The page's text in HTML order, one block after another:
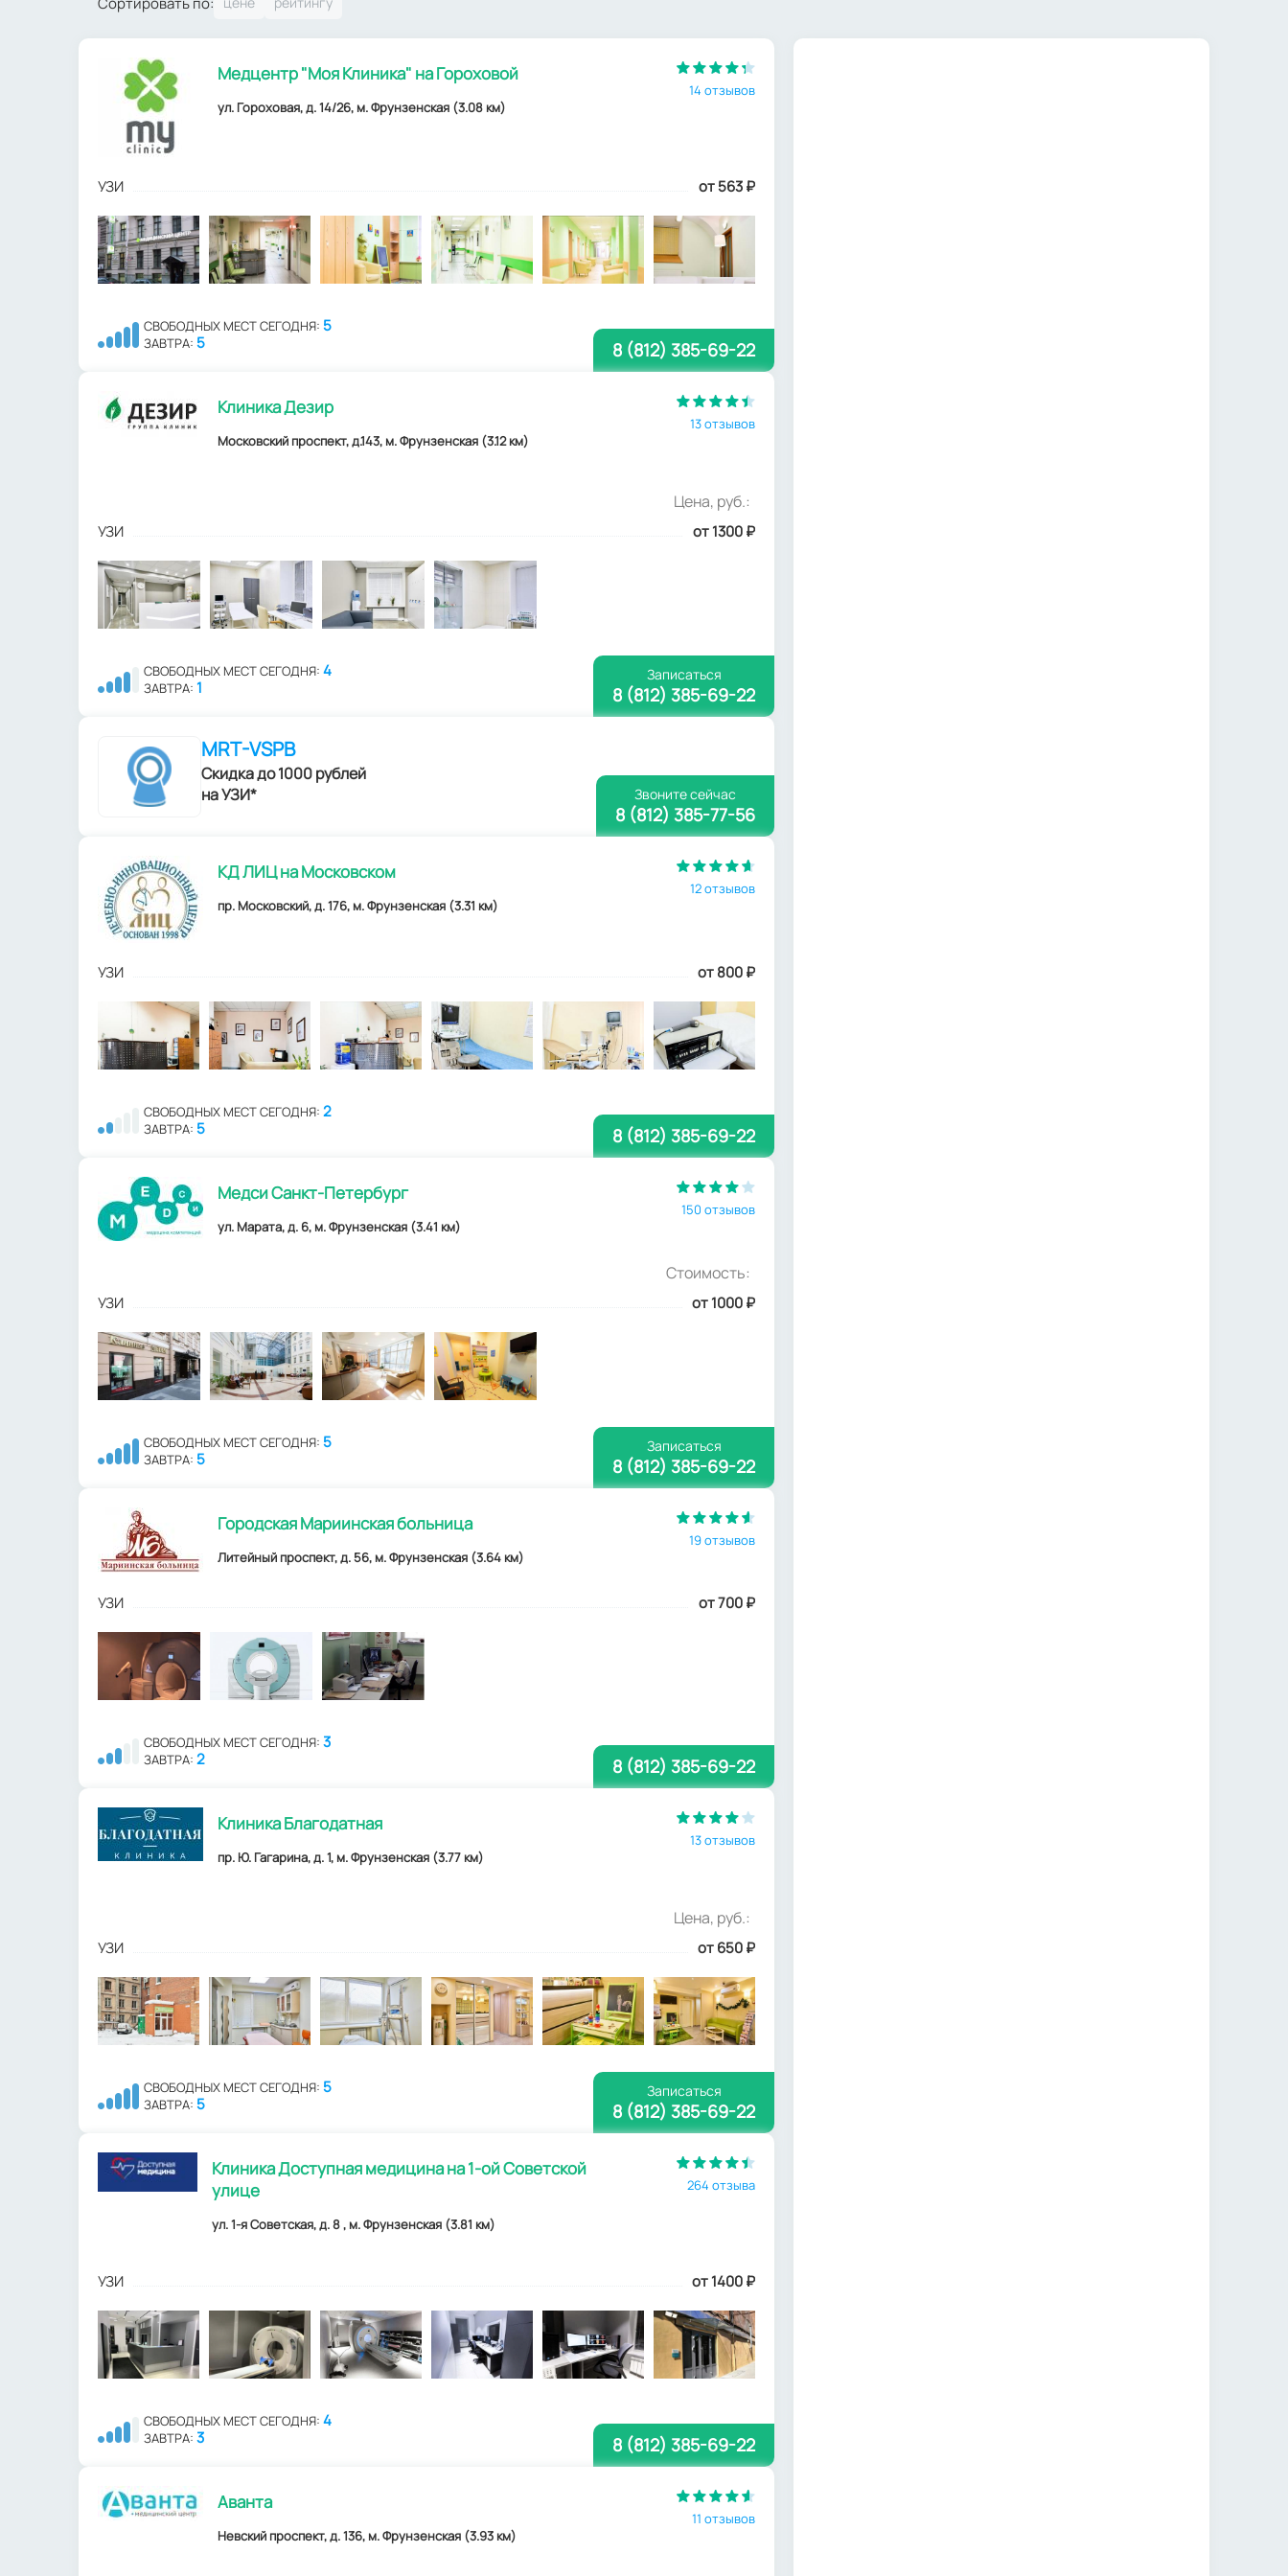
Медцентр "Моя Клиника" на Гороховой
ул. Гороховая, д. 14/26, м. Фрунзенская (3.08 км)
14 отзывов
УЗИ от 563₽
СВОБОДНЫХ МЕСТ СЕГОДНЯ: 5
ЗАВТРА: 5 8 (812) 385-69-22
Клиника Дезир
Московский проспект, д.143, м. Фрунзенская (3.12 км)
13 отзывов
Цена, руб.:
УЗИ от 1300₽
СВОБОДНЫХ МЕСТ СЕГОДНЯ: 4
ЗАВТРА: 1
Записаться
8 (812) 385-69-22
MRT-VSPB
Скидка до 1000 рублей
на УЗИ*
Звоните сейчас
8 (812) 385-77-56
КД ЛИЦ на Московском
пр. Московский, д. 176, м. Фрунзенская (3.31 км)
12 отзывов
УЗИ от 800₽
СВОБОДНЫХ МЕСТ СЕГОДНЯ: 2
ЗАВТРА: 5 8 (812) 385-69-22
Медси Санкт-Петербург
ул. Марата, д. 6, м. Фрунзенская (3.41 км)
150 отзывов
Стоимость:
УЗИ от 1000₽
СВОБОДНЫХ МЕСТ СЕГОДНЯ: 5
ЗАВТРА: 5
Записаться
8 (812) 385-69-22
Городская Мариинская больница
Литейный проспект, д. 56, м. Фрунзенская (3.64 км)
19 отзывов
УЗИ от 700₽
СВОБОДНЫХ МЕСТ СЕГОДНЯ: 3
ЗАВТРА: 2 8 (812) 385-69-22
Клиника Благодатная
пр. Ю. Гагарина, д. 1, м. Фрунзенская (3.77 км)
13 отзывов
Цена, руб.:
УЗИ от 650₽
СВОБОДНЫХ МЕСТ СЕГОДНЯ: 5
ЗАВТРА: 5
Записаться
8 (812) 385-69-22
Клиника Доступная медицина на 1-ой Советской
улице
ул. 1-я Советская, д. 8 , м. Фрунзенская (3.81 км)
264 отзыва
УЗИ от 1400₽
СВОБОДНЫХ МЕСТ СЕГОДНЯ: 4
ЗАВТРА: 3 8 (812) 385-69-22
Аванта
Невский проспект, д. 136, м. Фрунзенская (3.93 км)
11 отзывов